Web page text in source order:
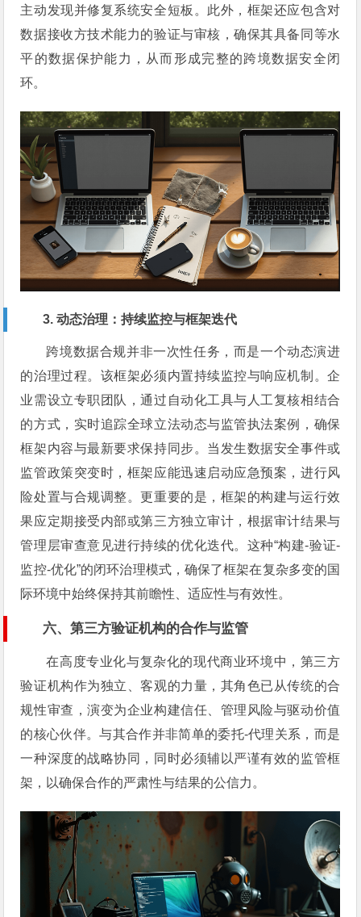
主动发现并修复系统安全短板。此外，框架还应包含对
数据接收方技术能力的验证与审核，确保其具备同等水
平的数据保护能力，从而形成完整的跨境数据安全闭
环。
3. 动态治理：持续监控与框架迭代
跨境数据合规并非一次性任务，而是一个动态演进
的治理过程。该框架必须内置持续监控与响应机制。企
业需设立专职团队，通过自动化工具与人工复核相结合
的方式，实时追踪全球立法动态与监管执法案例，确保
框架内容与最新要求保持同步。当发生数据安全事件或
监管政策突变时，框架应能迅速启动应急预案，进行风
险处置与合规调整。更重要的是，框架的构建与运行效
果应定期接受内部或第三方独立审计，根据审计结果与
管理层审查意见进行持续的优化迭代。这种“构建-验证-
监控-优化”的闭环治理模式，确保了框架在复杂多变的国
际环境中始终保持其前瞻性、适应性与有效性。
六、第三方验证机构的合作与监管
在高度专业化与复杂化的现代商业环境中，第三方
验证机构作为独立、客观的力量，其角色已从传统的合
规性审查，演变为企业构建信任、管理风险与驱动价值
的核心伙伴。与其合作并非简单的委托-代理关系，而是
一种深度的战略协同，同时必须辅以严谨有效的监管框
架，以确保合作的严肃性与结果的公信力。